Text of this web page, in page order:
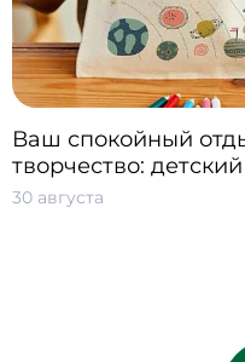
LOBBY SKI CLUB
Ваш спокойный
творчество: детский
30 августа